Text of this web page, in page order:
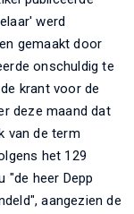
werd
gemaakt door
onschuldig te
krant voor de
deze maand dat
van de term
het 129
"de heer Depp
aangezien de